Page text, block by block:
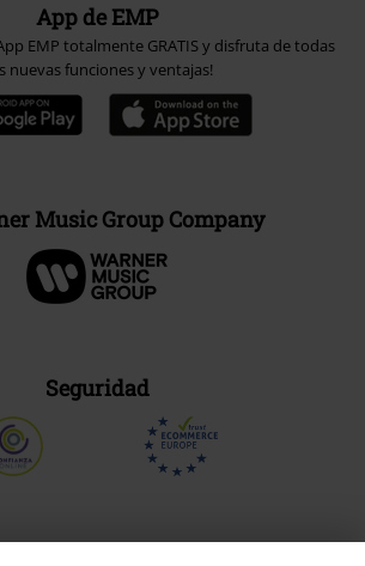
App de EMP
EMP totalmente GRATIS y disfruta de todas
nuevas funciones y ventajas!
Music Group Company
Seguridad